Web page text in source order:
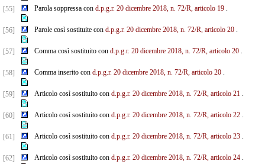
[55] Parola soppressa con d.p.g.r. 20 dicembre 2018, n. 72/R, articolo 19.
[56] Parole così sostituite con d.p.g.r. 20 dicembre 2018, n. 72/R, articolo 20.
[57] Comma così sostituito con d.p.g.r. 20 dicembre 2018, n. 72/R, articolo 20.
[58] Comma inserito con d.p.g.r. 20 dicembre 2018, n. 72/R, articolo 20.
[59] Articolo così sostituito con d.p.g.r. 20 dicembre 2018, n. 72/R, articolo 21.
[60] Articolo così sostituito con d.p.g.r. 20 dicembre 2018, n. 72/R, articolo 22.
[61] Articolo così sostituito con d.p.g.r. 20 dicembre 2018, n. 72/R, articolo 23.
[62] Articolo così sostituito con d.p.g.r. 20 dicembre 2018, n. 72/R, articolo 24.